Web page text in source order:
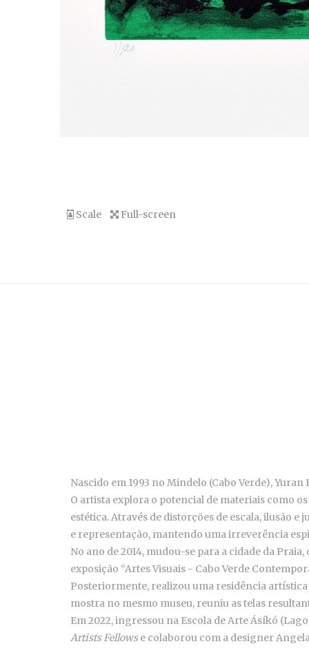
Scale Full-screen
Nascido em 1993 no Mindelo (Cabo Verde),
O artista explora o potencial de materiais como
estética. Através de distorções de escala, ilusão
e representação, mantendo uma irreverência
No ano de 2014, mudou-se para a cidade da
exposição “Artes Visuais - Cabo Verde
Posteriormente, realizou uma residência artística
mostra no mesmo museu, reuniu as telas
Em 2022, ingressou na Escola de Arte Ásíkó
Artists Fellowse colaborou com a designer